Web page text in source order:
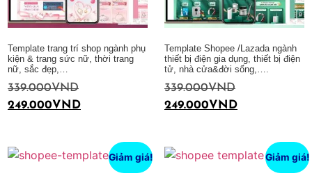
Template trang trí shop ngành phụ
kiện & trang sức nữ, thời trang
nữ, sắc đẹp,…
339.000VND
249.000VND
Template Shopee /Lazada ngành
thiết bị điện gia dụng, thiết bị điện
tử, nhà cửa&đời sống,….
339.000VND
249.000VND
Giảm giá! Giảm giá!